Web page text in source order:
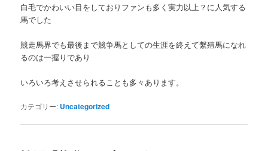
白毛でかわいい目をしておりファンも多く実力以上？に人気する
馬でした
競走馬界でも最後まで競争馬としての生涯を終えて繫殖馬になれ
るのは一握りであり
いろいろ考えさせられることも多々あります。
カテゴリー: Uncategorized